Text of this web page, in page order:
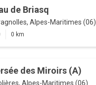
de Briasq
Alpes-Maritimes (06)
0 km
des Miroirs (A)
Alpes-Maritimes (06)